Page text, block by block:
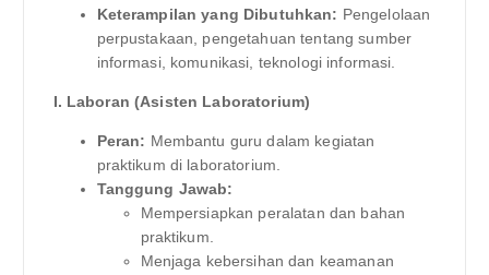
Keterampilan yang Dibutuhkan: Pengelolaan
perpustakaan, pengetahuan tentang sumber
informasi, komunikasi, teknologi informasi.
I. Laboran (Asisten Laboratorium)
Peran: Membantu guru dalam kegiatan
praktikum di laboratorium.
Tanggung Jawab:
Mempersiapkan peralatan dan bahan
praktikum.
Menjaga kebersihan dan keamanan